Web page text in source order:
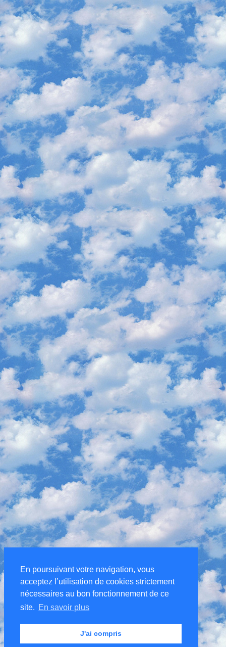
En poursuivant votre navigation, vous
acceptez l’utilisation de cookies strictement
nécessaires au bon fonctionnement de ce
site. En savoir plus
J'ai compris